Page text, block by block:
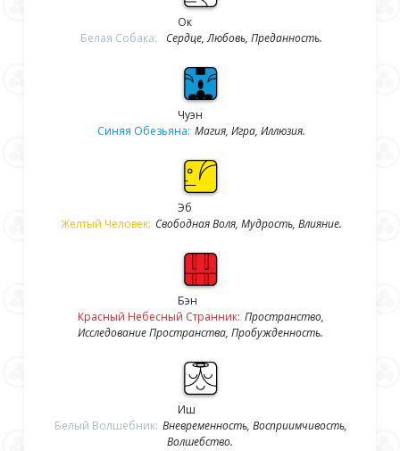
Ок
Белая Собака:
Сердце, Любовь, Преданность.
Чуэн
Синяя Обезьяна: Магия, Игра, Иллюзия.
Эб
Желтый Человек: Свободная Воля, Мудрость, Влияние.
Бэн
Красный Небесный Странник: Пространство,
Исследование Пространства, Пробужденность.
Иш
Белый Волшебник: Вневременность, Восприимчивость,
Волшебство.